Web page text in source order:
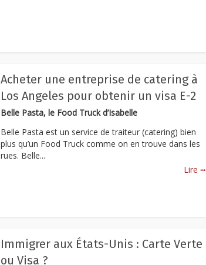
Acheter une entreprise de catering à
Los Angeles pour obtenir un visa E-2
Belle Pasta, le Food Truck d’Isabelle
Belle Pasta est un service de traiteur (catering) bien
plus qu’un Food Truck comme on en trouve dans les
rues. Belle...
Lire ...
Immigrer aux États-Unis : Carte Verte
ou Visa ?